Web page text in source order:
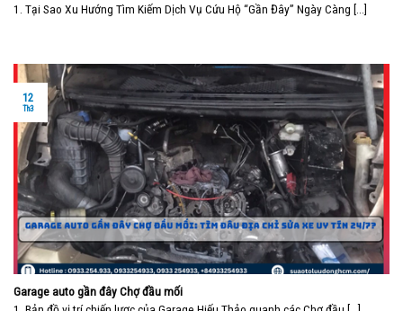
1. Tại Sao Xu Hướng Tìm Kiếm Dịch Vụ Cứu Hộ “Gần Đây” Ngày Càng [...]
Garage auto gần đây Chợ đầu mối
12
Th3